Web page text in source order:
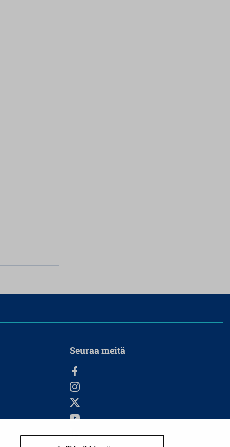
Seuraa meitä